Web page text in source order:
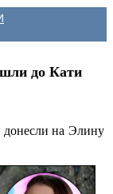
до Кати
донесли на Элину